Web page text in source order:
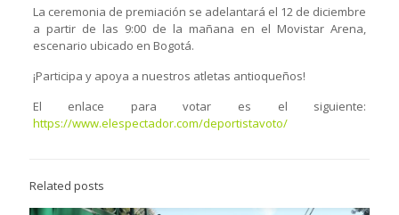
La ceremonia de premiación se adelantará el 12 de diciembre
a partir de las 9:00 de la mañana en el Movistar Arena,
escenario ubicado en Bogotá.
¡Participa y apoya a nuestros atletas antioqueños!
El enlace para votar es el siguiente:
https://www.elespectador.com/deportistavoto/
Related posts